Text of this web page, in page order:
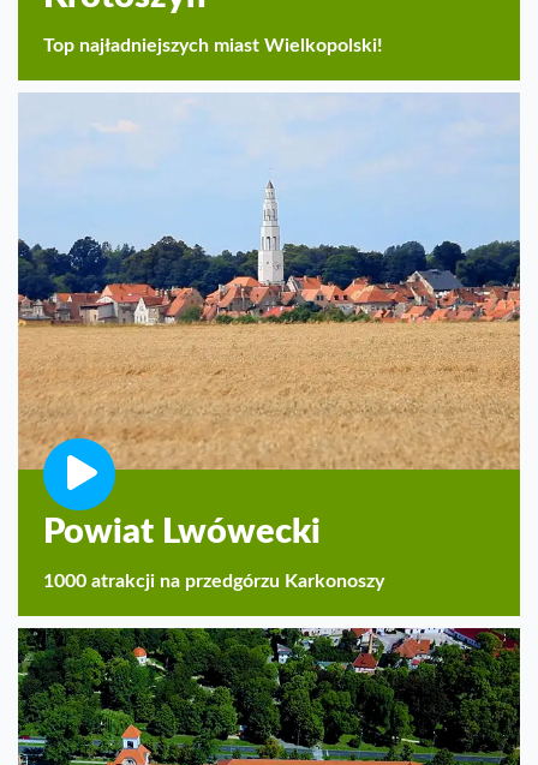
Top najładniejszych miast Wielkopolski!
Powiat Lwówecki
1000 atrakcji na przedgórzu Karkonoszy